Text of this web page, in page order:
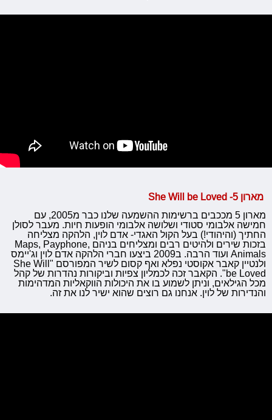
מארון 5- She Will be Loved
מארון 5 מככבים ברשימות ההשמעה שלנו כבר מ2005, עם
חמישה אלבומי סטודי ושלושה אלבומי הופעות חיות. מעבר לסולן
החתיך (והיהודי!) בעל הקול האגדי- אדם לוין, הלהקה מצליחה
בזכות שירים ולהיטים רבים ומצליחים בניהם Maps, Payphone,
Animals ועוד הרבה. ב2009 ביצעו חברי הלהקה אדם לוין וג'יימס
ולנטיין קאבר אקוסטי נפלא ואף קסום לשיר המפורסם "She Will
be Loved". הקאבר זכה לכמליון צפיות וביקורות נהדרות של קהל
מכל הגילאים, וניתן לשמוע בו את היכולות הווקאליות המדהימות
והנדירות של לוין. אנחנו גם רוצים שהוא ישיר לנו את זה.